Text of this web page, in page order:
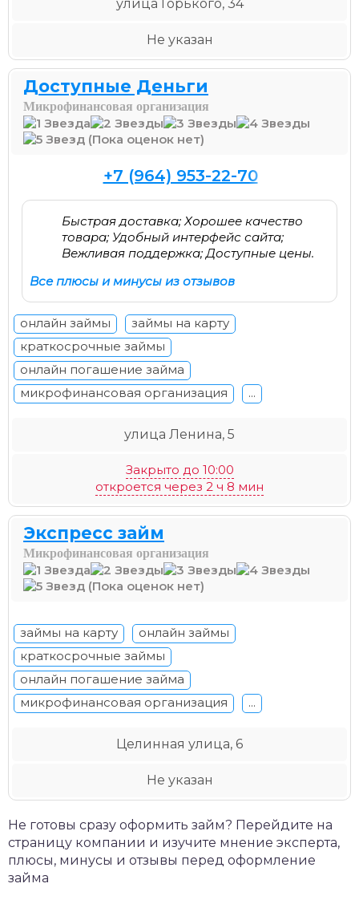
улица Горького, 34
Не указан
Доступные Деньги
Микрофинансовая организация
(Пока оценок нет)
+7 (964) 953-22-70
Быстрая доставка; Хорошее качество
товара; Удобный интерфейс сайта;
Вежливая поддержка; Доступные цены.
Все плюсы и минусы из отзывов
онлайн займы
займы на карту
краткосрочные займы
онлайн погашение займа
микрофинансовая организация
...
улица Ленина, 5
Закрыто до 10:00
откроется через 2 ч 8 мин
Экспресс займ
Микрофинансовая организация
(Пока оценок нет)
займы на карту
онлайн займы
краткосрочные займы
онлайн погашение займа
микрофинансовая организация
...
Целинная улица, 6
Не указан
Не готовы сразу оформить займ? Перейдите на
страницу компании и изучите мнение эксперта,
плюсы, минусы и отзывы перед оформление
займа